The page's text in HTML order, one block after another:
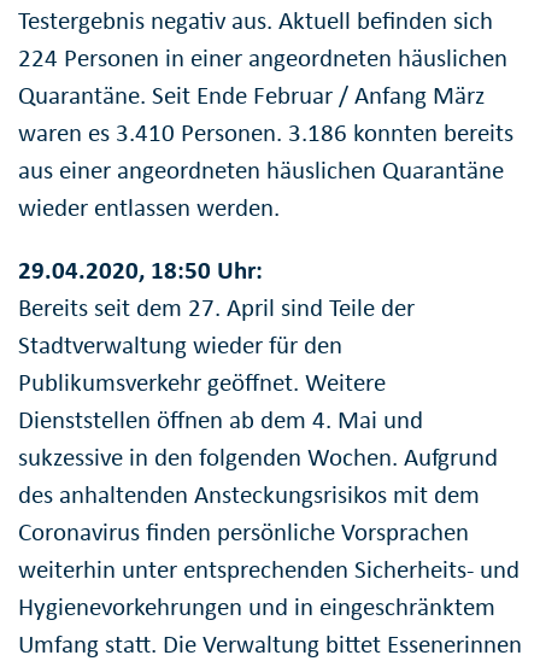
Testergebnis negativ aus. Aktuell befinden sich
224 Personen in einer angeordneten häuslichen
Quarantäne. Seit Ende Februar / Anfang März
waren es 3.410 Personen. 3.186 konnten bereits
aus einer angeordneten häuslichen Quarantäne
wieder entlassen werden.
29.04.2020, 18:50 Uhr:
Bereits seit dem 27. April sind Teile der
Stadtverwaltung wieder für den
Publikumsverkehr geöffnet. Weitere
Dienststellen öffnen ab dem 4. Mai und
sukzessive in den folgenden Wochen. Aufgrund
des anhaltenden Ansteckungsrisikos mit dem
Coronavirus finden persönliche Vorsprachen
weiterhin unter entsprechenden Sicherheits- und
Hygienevorkehrungen und in eingeschränktem
Umfang statt. Die Verwaltung bittet Essenerinnen